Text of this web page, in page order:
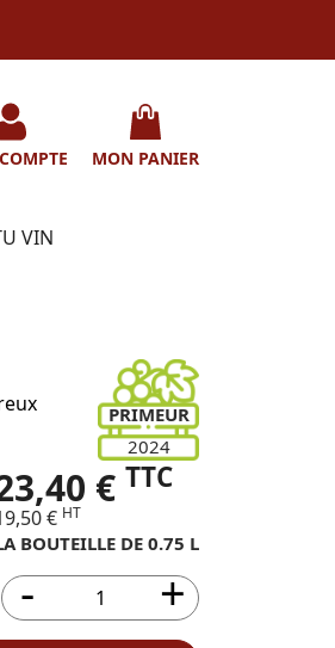
MON PANIER
VIN
PRIMEUR
2024
€ TTC
€ HT
BOUTEILLE DE 0.75 L